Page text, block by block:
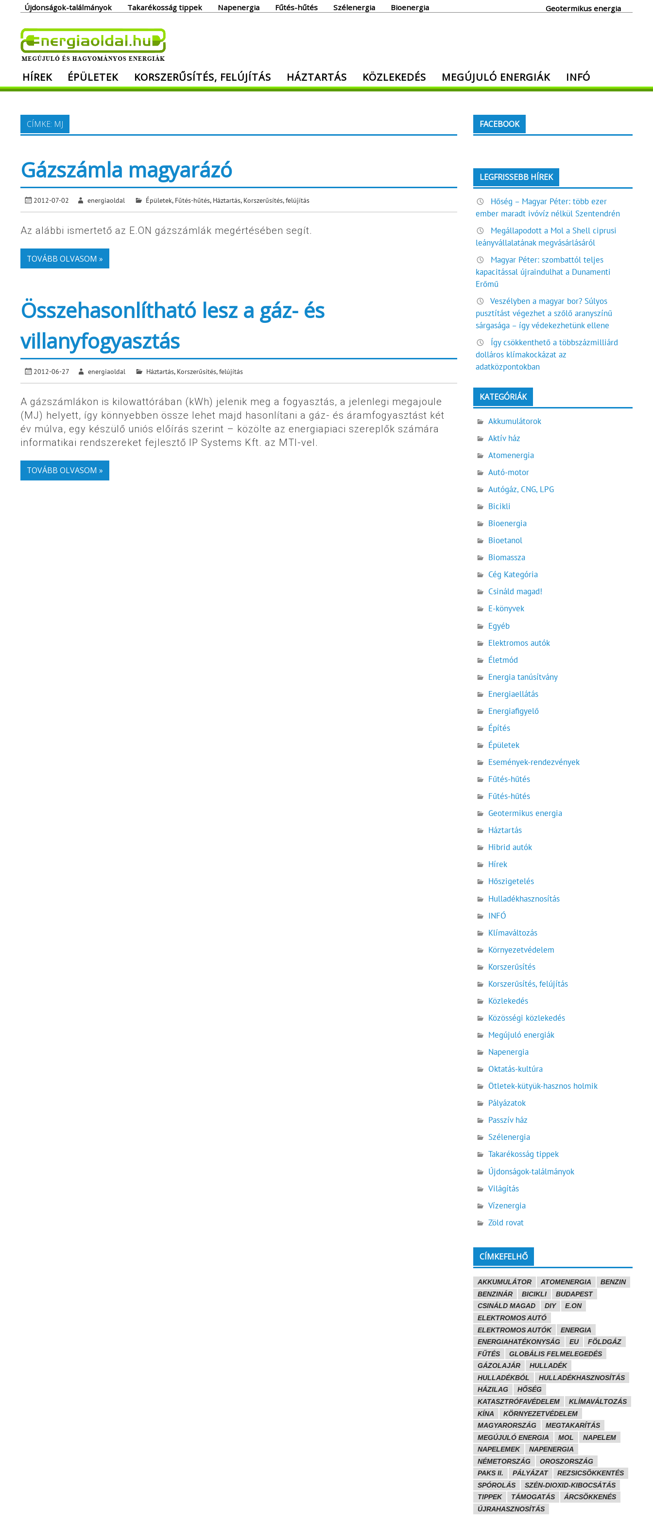
Újdonságok-találmányok Takarékosság tippek Napenergia Fűtés-hűtés Szélenergia Bioenergia Geotermikus energia
Megújuló és hagyományos energiák. Minden, ami energia!
HÍREK ÉPÜLETEK KORSZERŰSÍTÉS, FELÚJÍTÁS HÁZTARTÁS KÖZLEKEDÉS MEGÚJULÓ ENERGIÁK INFÓ
CÍMKE: MJ
Gázszámla magyarázó
2012-07-02 energiaoldal Épületek, Fűtés-hűtés, Háztartás, Korszerűsítés, felújítás
Az alábbi ismertető az E.ON gázszámlák megértésében segít.
TOVÁBB OLVASOM »
Összehasonlítható lesz a gáz- és
villanyfogyasztás
2012-06-27 energiaoldal Háztartás, Korszerűsítés, felújítás
A gázszámlákon is kilowattórában (kWh) jelenik meg a fogyasztás, a jelenlegi megajoule
(MJ) helyett, így könnyebben össze lehet majd hasonlítani a gáz- és áramfogyasztást két
év múlva, egy készülő uniós előírás szerint – közölte az energiapiaci szereplők számára
informatikai rendszereket fejlesztő IP Systems Kft. az MTI-vel.
TOVÁBB OLVASOM »
FACEBOOK
LEGFRISSEBB HÍREK
Hőség – Magyar Péter: több ezer
ember maradt ivóvíz nélkül Szentendrén
Megállapodott a Mol a Shell ciprusi
leányvállalatának megvásárlásáról
Magyar Péter: szombattól teljes
kapacitással újraindulhat a Dunamenti
Erőmű
Veszélyben a magyar bor? Súlyos
pusztítást végezhet a szőlő aranyszínű
sárgasága – így védekezhetünk ellene
Így csökkenthető a többszázmilliárd
dolláros klímakockázat az
adatközpontokban
KATEGÓRIÁK
Akkumulátorok
Aktív ház
Atomenergia
Autó-motor
Autógáz, CNG, LPG
Bicikli
Bioenergia
Bioetanol
Biomassza
Cég Kategória
Csináld magad!
E-könyvek
Egyéb
Elektromos autók
Életmód
Energia tanúsítvány
Energiaellátás
Energiafigyelő
Építés
Épületek
Események-rendezvények
Fűtés-hűtés
Fűtés-hűtés
Geotermikus energia
Háztartás
Hibrid autók
Hírek
Hőszigetelés
Hulladékhasznosítás
INFÓ
Klímaváltozás
Környezetvédelem
Korszerűsítés
Korszerűsítés, felújítás
Közlekedés
Közösségi közlekedés
Megújuló energiák
Napenergia
Oktatás-kultúra
Ötletek-kütyük-hasznos holmik
Pályázatok
Passzív ház
Szélenergia
Takarékosság tippek
Újdonságok-találmányok
Világítás
Vízenergia
Zöld rovat
CÍMKEFELHŐ
AKKUMULÁTOR ATOMENERGIA
BENZIN
BENZINÁR
BICIKLI
BUDAPEST
CSINÁLD MAGAD
DIY
E.ON
ELEKTROMOS AUTÓ
ELEKTROMOS AUTÓK
ENERGIA
ENERGIAHATÉKONYSÁG
EU
FÖLDGÁZ
FŰTÉS
GLOBÁLIS FELMELEGEDÉS
GÁZOLAJÁR
HULLADÉK
HULLADÉKBÓL
HULLADÉKHASZNOSÍTÁS
HÁZILAG
HŐSÉG
KATASZTRÓFAVÉDELEM
KLÍMAVÁLTOZÁS
KÍNA
KÖRNYEZETVÉDELEM
MAGYARORSZÁG
MEGTAKARÍTÁS
MEGÚJULÓ ENERGIA
MOL
NAPELEM
NAPELEMEK
NAPENERGIA
NÉMETORSZÁG
OROSZORSZÁG
PAKS II.
PÁLYÁZAT
REZSICSÖKKENTÉS
SPÓROLÁS
SZÉN-DIOXID-KIBOCSÁTÁS
TIPPEK
TÁMOGATÁS
ÁRCSÖKKENÉS
ÚJRAHASZNOSÍTÁS